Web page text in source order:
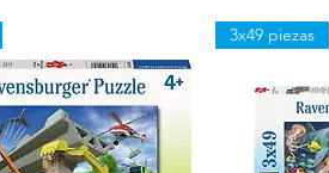
3x49 piezas